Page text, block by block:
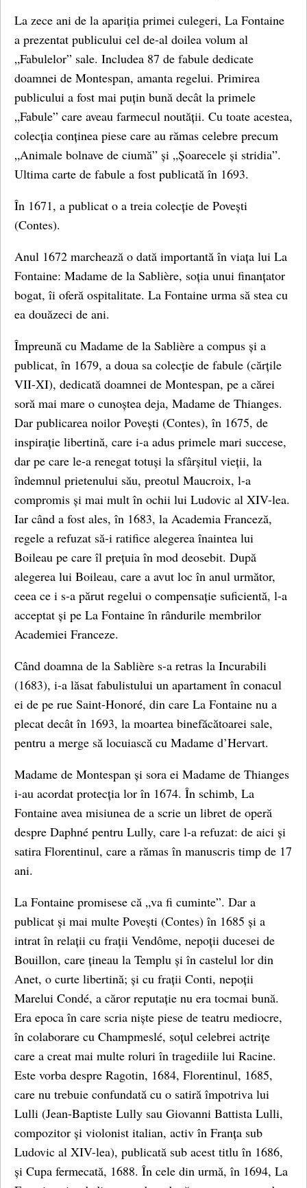
La zece ani de la apariția primei culegeri, La Fontaine
a prezentat publicului cel de-al doilea volum al
„Fabulelor” sale. Includea 87 de fabule dedicate
doamnei de Montespan, amanta regelui. Primirea
publicului a fost mai puțin bună decât la primele
„Fabule” care aveau farmecul noutății. Cu toate acestea,
colecția conținea piese care au rămas celebre precum
„Animale bolnave de ciumă” și „Șoarecele și stridia”.
Ultima carte de fabule a fost publicată în 1693.
În 1671, a publicat o a treia colecție de Povești
(Contes).
Anul 1672 marchează o dată importantă în viața lui La
Fontaine: Madame de la Sablière, soția unui finanțator
bogat, îi oferă ospitalitate. La Fontaine urma să stea cu
ea douăzeci de ani.
Împreună cu Madame de la Sablière a compus și a
publicat, în 1679, a doua sa colecție de fabule (cărțile
VII-XI), dedicată doamnei de Montespan, pe a cărei
soră mai mare o cunoștea deja, Madame de Thianges.
Dar publicarea noilor Povești (Contes), în 1675, de
inspirație libertină, care i-a adus primele mari succese,
dar pe care le-a renegat totuși la sfârșitul vieții, la
îndemnul prietenului său, preotul Maucroix, l-a
compromis și mai mult în ochii lui Ludovic al XIV-lea.
Iar când a fost ales, în 1683, la Academia Franceză,
regele a refuzat să-i ratifice alegerea înaintea lui
Boileau pe care îl prețuia în mod deosebit. După
alegerea lui Boileau, care a avut loc în anul următor,
ceea ce i s-a părut regelui o compensație suficientă, l-a
acceptat și pe La Fontaine în rândurile membrilor
Academiei Franceze.
Când doamna de la Sablière s-a retras la Incurabili
(1683), i-a lăsat fabulistului un apartament în conacul
ei de pe rue Saint-Honoré, din care La Fontaine nu a
plecat decât în ​​1693, la moartea binefăcătoarei sale,
pentru a merge să locuiască cu Madame d’Hervart.
Madame de Montespan și sora ei Madame de Thianges
i-au acordat protecția lor în 1674. În schimb, La
Fontaine avea misiunea de a scrie un libret de operă
despre Daphné pentru Lully, care l-a refuzat: de aici și
satira Florentinul, care a rămas în manuscris timp de 17
ani.
La Fontaine promisese că „va fi cuminte”. Dar a
publicat și mai multe Povești (Contes) în 1685 și a
intrat în relații cu frații Vendôme, nepoții ducesei de
Bouillon, care țineau la Templu și în castelul lor din
Anet, o curte libertină; și cu frații Conti, nepoții
Marelui Condé, a căror reputație nu era tocmai bună.
Era epoca în care scria niște piese de teatru mediocre,
în colaborare cu Champmeslé, soțul celebrei actrițe
care a creat mai multe roluri în tragediile lui Racine.
Este vorba despre Ragotin, 1684, Florentinul, 1685,
care nu trebuie confundată cu o satiră împotriva lui
Lulli (Jean-Baptiste Lully sau Giovanni Battista Lulli,
compozitor și violonist italian, activ în Franța sub
Ludovic al XIV-lea), publicată sub acest titlu în 1686,
și Cupa fermecată, 1688. În cele din urmă, în 1694, La